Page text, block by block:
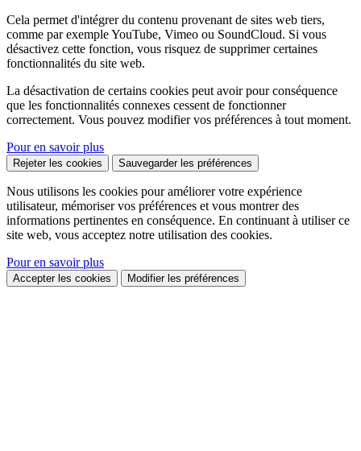
Cela permet d'intégrer du contenu provenant de sites web tiers,
comme par exemple YouTube, Vimeo ou SoundCloud. Si vous
désactivez cette fonction, vous risquez de supprimer certaines
fonctionnalités du site web.
La désactivation de certains cookies peut avoir pour conséquence
que les fonctionnalités connexes cessent de fonctionner
correctement. Vous pouvez modifier vos préférences à tout moment.
Pour en savoir plus
Rejeter les cookies Sauvegarder les préférences
Nous utilisons les cookies pour améliorer votre expérience
utilisateur, mémoriser vos préférences et vous montrer des
informations pertinentes en conséquence. En continuant à utiliser ce
site web, vous acceptez notre utilisation des cookies.
Pour en savoir plus
Accepter les cookies Modifier les préférences